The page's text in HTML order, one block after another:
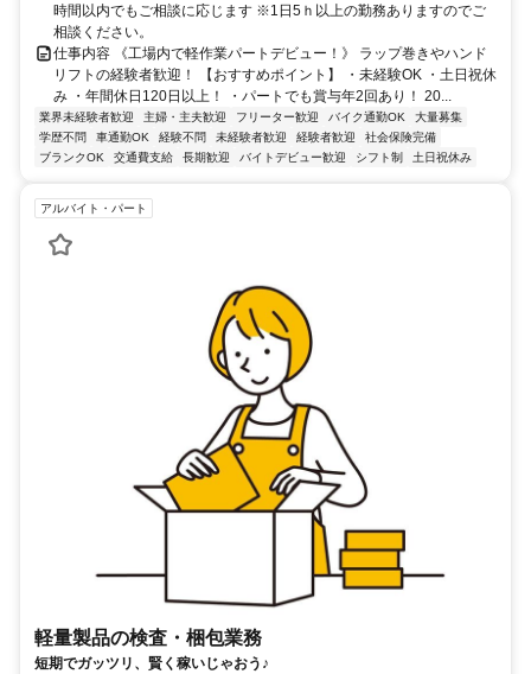
時間以内でもご相談に応じます ※1日5ｈ以上の勤務ありますのでご
相談ください。
仕事内容 《工場内で軽作業パートデビュー！》 ラップ巻きやハンド
リフトの経験者歓迎！ 【おすすめポイント】 ・未経験OK ・土日祝休
み ・年間休日120日以上！ ・パートでも賞与年2回あり！ 20...
業界未経験者歓迎 主婦・主夫歓迎 フリーター歓迎 バイク通勤OK
大量募集
学歴不問
車通勤OK 経験不問 未経験者歓迎 経験者歓迎
社会保険完備
ブランクOK
交通費支給 長期歓迎 バイトデビュー歓迎 シフト制 土日祝休み
アルバイト・パート
軽量製品の検査・梱包業務
短期でガッツリ、賢く稼いじゃおう♪